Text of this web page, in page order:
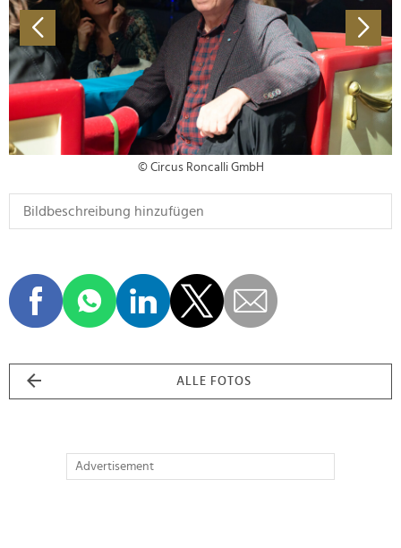
© Circus Roncalli GmbH
ALLE FOTOS
Advertisement